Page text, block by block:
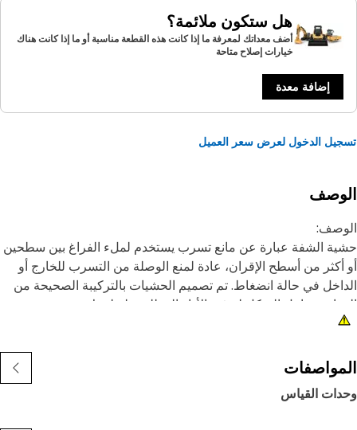
هل ستكون ملائمة؟
أضف معداتك لمعرفة ما إذا كانت هذه القطعة مناسبة أو ما إذا كانت هناك
خيارات إصلاح متاحة
إضافة معدة
الدخول لعرض سعر العميل
الشفة عبارة عن مانع تسرب يستخدم لملء الفراغ بين سطحين
من أسطح الإقران، عادة لمنع الوصلة من التسرب للخارج أو
في حالة انضغاط. تم تصميم الحشيات بالتركيبة الصحيحة من
وعوامل الشكل لتوفير الأداء المطلوب لتطبيقك.
تثبيت لحجم ملحق 1/2
شفاه 150 رطلا مع قطر داخلي مقاس 2 بوصة.
ليتحمل درجات الحرارة والضغوط العالية، لذا فهو يحتفظ
القياس